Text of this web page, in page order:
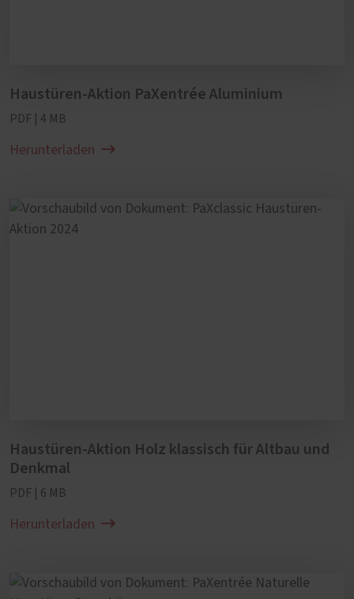
Haustüren-Aktion PaXentrée Aluminium
PDF | 4 MB
Herunterladen
Haustüren-Aktion Holz klassisch für Altbau und
Denkmal
PDF | 6 MB
Herunterladen